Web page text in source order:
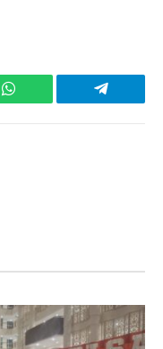
WhatsApp Telegram